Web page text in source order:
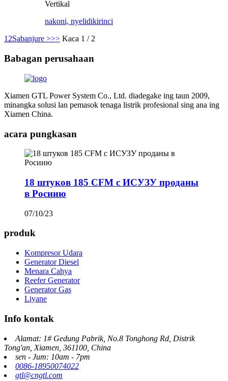
Vertikal
nakoni, nyelidikirinci
12Sabanjure >>> Kaca 1 / 2
Babagan perusahaan
Xiamen GTL Power System Co., Ltd. diadegake ing taun 2009,
minangka solusi lan pemasok tenaga listrik profesional sing ana ing
Xiamen China.
acara pungkasan
18 штуков 185 CFM с ИСУЗУ проданы
в Росиию
07/10/23
produk
Kompresor Udara
Generator Diesel
Menara Cahya
Reefer Generator
Generator Gas
Liyane
Info kontak
Alamat: 1# Gedung Pabrik, No.8 Tonghong Rd, Distrik
Tong'an, Xiamen, 361100, China
sen - Jum: 10am - 7pm
0086-18950074022
gtl@cngtl.com